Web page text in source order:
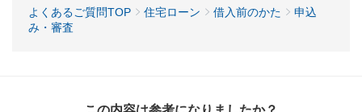
よくあるご質問TOP 住宅ローン 借入前のかた
申込
み・審査